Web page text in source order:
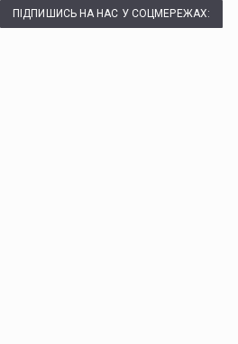
ПІДПИШИСЬ НА НАС У СОЦМЕРЕЖАХ: